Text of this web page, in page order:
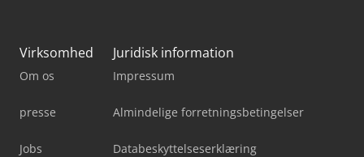
Virksomhed
Om os
presse
Jobs
Juridisk information
Impressum
Almindelige forretningsbetingelser
Databeskyttelseserklæring